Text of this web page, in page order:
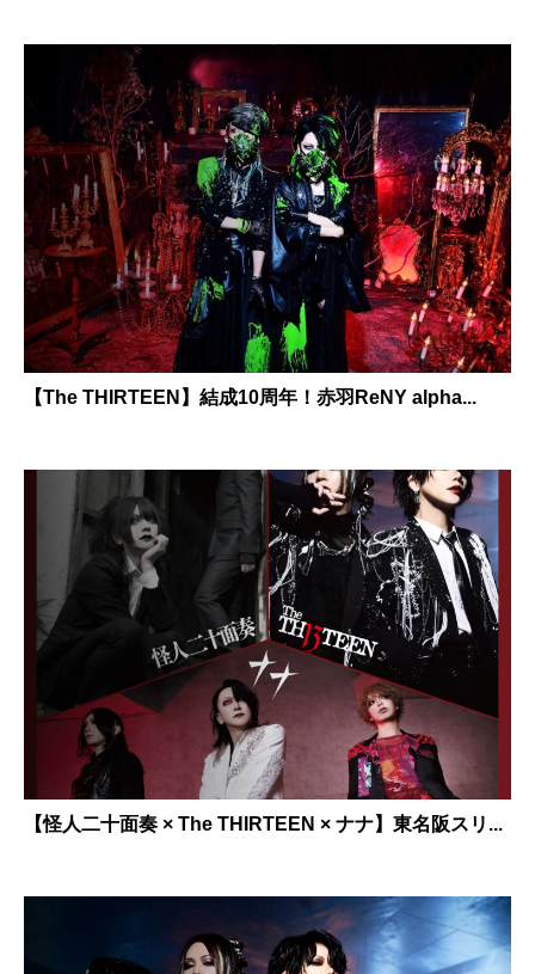
【The THIRTEEN】結成10周年！赤羽ReNY alpha...
【怪人二十面奏 × The THIRTEEN × ナナ】東名阪スリ...